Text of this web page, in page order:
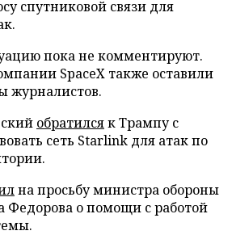
спутниковой связи для
пока не комментируют.
SpaceX также оставили
журналистов.
обратилсяк Трампу с
сеть Starlink для атак по
на просьбу министра обороны
о помощи с работой